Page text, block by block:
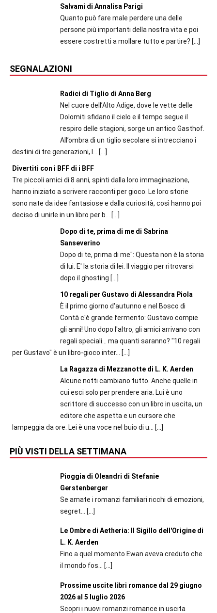
Salvami di Annalisa Parigi
Quanto può fare male perdere una delle
persone più importanti della nostra vita e poi
essere costretti a mollare tutto e partire? […]
SEGNALAZIONI
Radici di Tiglio di Anna Berg
Nel cuore dell’Alto Adige, dove le vette delle
Dolomiti sfidano il cielo e il tempo segue il
respiro delle stagioni, sorge un antico Gasthof.
All’ombra di un tiglio secolare si intrecciano i
destini di tre generazioni, l...
[…]
Divertiti con i BFF di i BFF
Tre piccoli amici di 8 anni, spinti dalla loro immaginazione,
hanno iniziato a scrivere racconti per gioco. Le loro storie
sono nate da idee fantasiose e dalla curiosità, così hanno poi
deciso di unirle in un libro per b...
[…]
Dopo di te, prima di me di Sabrina
Sanseverino
Dopo di te, prima di me": Questa non è la storia
di lui. E' la storia di lei. Il viaggio per ritrovarsi
dopo il ghosting […]
10 regali per Gustavo di Alessandra Piola
È il primo giorno d'autunno e nel Bosco di
Contà c'è grande fermento: Gustavo compie
gli anni! Uno dopo l'altro, gli amici arrivano con
regali speciali... ma quanti saranno? "10 regali
per Gustavo" è un libro-gioco inter...
[…]
La Ragazza di Mezzanotte di L. K. Aerden
Alcune notti cambiano tutto. Anche quelle in
cui esci solo per prendere aria. Lui è uno
scrittore di successo con un libro in uscita, un
editore che aspetta e un cursore che
lampeggia da ore. Lei è una voce nel buio di u...
[…]
PIÙ VISTI DELLA SETTIMANA
Pioggia di Oleandri di Stefanie
Gerstenberger
Se amate i romanzi familiari ricchi di emozioni,
segret...
[…]
Le Ombre di Aetheria: Il Sigillo dell'Origine di
L. K. Aerden
Fino a quel momento Ewan aveva creduto che
il mondo fos... […]
Prossime uscite libri romance dal 29 giugno
2026 al 5 luglio 2026
Scopri i nuovi romanzi romance in uscita